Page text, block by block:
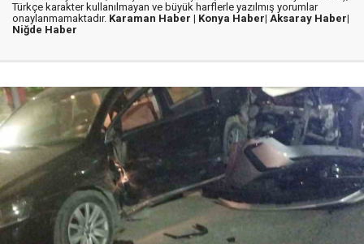
Türkçe karakter kullanılmayan ve büyük harflerle yazılmış yorumlar
onaylanmamaktadır. Karaman Haber | Konya Haber| Aksaray Haber|
Niğde Haber